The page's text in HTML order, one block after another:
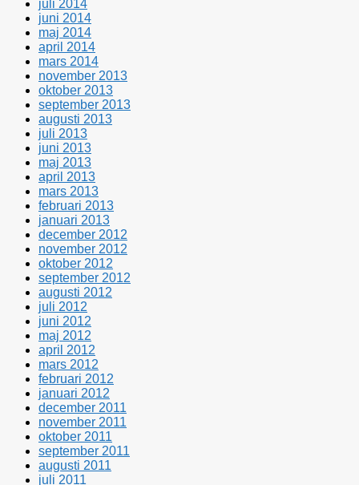
juli 2014
juni 2014
maj 2014
april 2014
mars 2014
november 2013
oktober 2013
september 2013
augusti 2013
juli 2013
juni 2013
maj 2013
april 2013
mars 2013
februari 2013
januari 2013
december 2012
november 2012
oktober 2012
september 2012
augusti 2012
juli 2012
juni 2012
maj 2012
april 2012
mars 2012
februari 2012
januari 2012
december 2011
november 2011
oktober 2011
september 2011
augusti 2011
juli 2011